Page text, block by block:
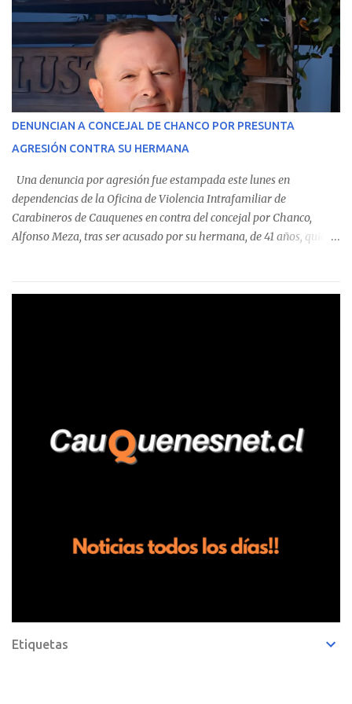
estableció que estos funcionarios —quienes administran o
custodian fondos públicos— efectuaron transacciones por un
monto total de $116.075.918 entre enero de 2024 y junio de 2025.
En el detalle regional, se indica que en la comuna de Cauquenes se
identificó a cuatro funcionarios involucrados en este tipo de
operaciones. Asimismo, se precisa que uno de los casos
corresponde a un funcionario de la Municipalidad de Chanco,
detectaron incumplimientos a la normativa vigente. El informe
precisa que la mayor cantidad de dinero apostado se registró en
Talca, donde...
DENUNCIAN A CONCEJAL DE CHANCO POR PRESUNTA
AGRESIÓN CONTRA SU HERMANA
Una denuncia por agresión fue estampada este lunes en
dependencias de la Oficina de Violencia Intrafamiliar de
Carabineros de Cauquenes en contra del concejal por Chanco,
Alfonso Meza, tras ser acusado por su hermana, de 41 años, quien
relató que los hechos ocurrieron cerca de las 11:30 horas en el
trabajadores, el edil descendió del vehículo y, en medio de la
confrontación, la habría tomado de los hombros, empujado al
suelo y agredido con golpes de pies y manos, mientr...
Etiquetas